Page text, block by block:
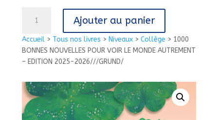
Accueil> Tous nos livres > Niveaux> Collège > 1000
BONNES NOUVELLES POUR VOIR LE MONDE AUTREMENT
– EDITION 2025-2026///GRUND/
1000
BONNES
NOUVELLES
LE
MONDE
AUTREMENT
Ajouter au panier